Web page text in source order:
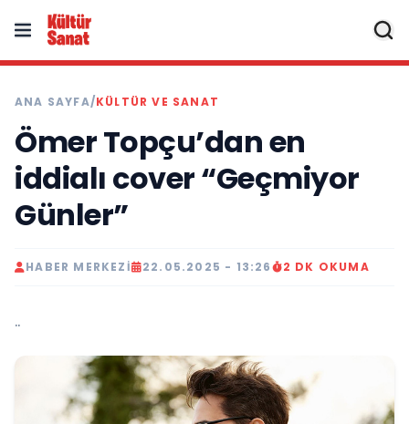
ANA SAYFA/KÜLTÜR VE SANAT
Ömer Topçu’dan en
iddialı cover “Geçmiyor
Günler”
HABER MERKEZI 22.05.2025 - 13:26 2 DK OKUMA
..